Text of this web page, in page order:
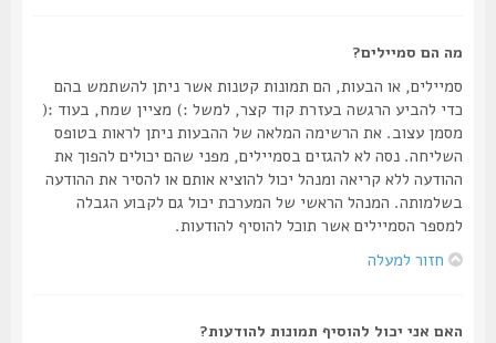
מה הם סמיילים?
סמיילים, או הבעות, הם תמונות קטנות אשר ניתן להשתמש בהם
כדי להביע הרגשה בעזרת קוד קצר, למשל :) מציין שמח, בעוד :(
מסמן עצוב. את הרשימה המלאה של ההבעות ניתן לראות בטופס
השליחה. נסה לא להגזים בסמיילים, מפני שהם יכולים להפוך את
ההודעה ללא קריאה ומנהל יכול להוציא אותם או להסיר את ההודעה
בשלמותה. המנהל הראשי של המערכת יכול גם לקבוע הגבלה
למספר הסמיילים אשר תוכל להוסיף להודעות.
חזור למעלה
האם אני יכול להוסיף תמונות להודעות?